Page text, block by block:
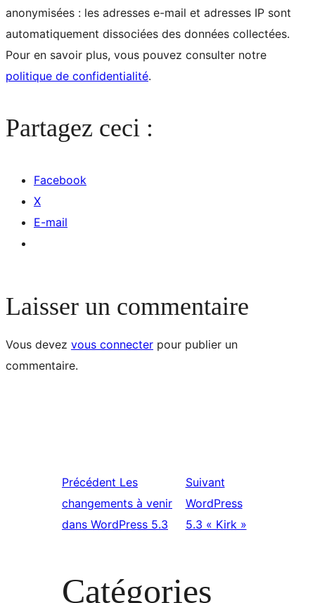
anonymisées : les adresses e-mail et adresses IP sont
automatiquement dissociées des données collectées.
Pour en savoir plus, vous pouvez consulter notre
politique de confidentialité.
Partagez ceci :
Facebook
X
E-mail
Laisser un commentaire
Vous devez vous connecter pour publier un
commentaire.
Précédent Les
changements à venir
dans WordPress 5.3
Suivant
WordPress
5.3 « Kirk »
Catégories